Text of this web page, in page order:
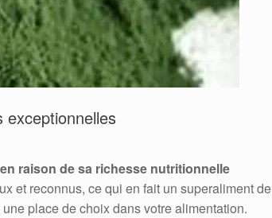
raison de sa richesse nutritionnelle
et reconnus, ce qui en fait un superaliment de
une place de choix dans votre alimentation.